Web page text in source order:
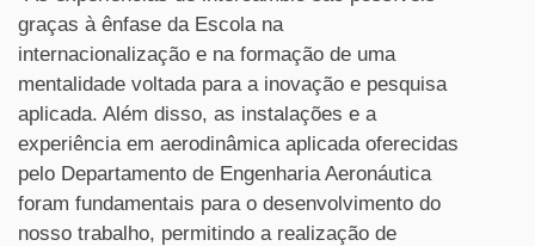
graças à ênfase da Escola na
internacionalização e na formação de uma
mentalidade voltada para a inovação e pesquisa
aplicada. Além disso, as instalações e a
experiência em aerodinâmica aplicada oferecidas
pelo Departamento de Engenharia Aeronáutica
foram fundamentais para o desenvolvimento do
nosso trabalho, permitindo a realização de